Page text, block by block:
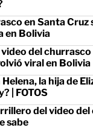
en Santa Cruz
en Bolivia
del churrasco
viral en Bolivia
la hija de
| FOTOS
del video
sabe